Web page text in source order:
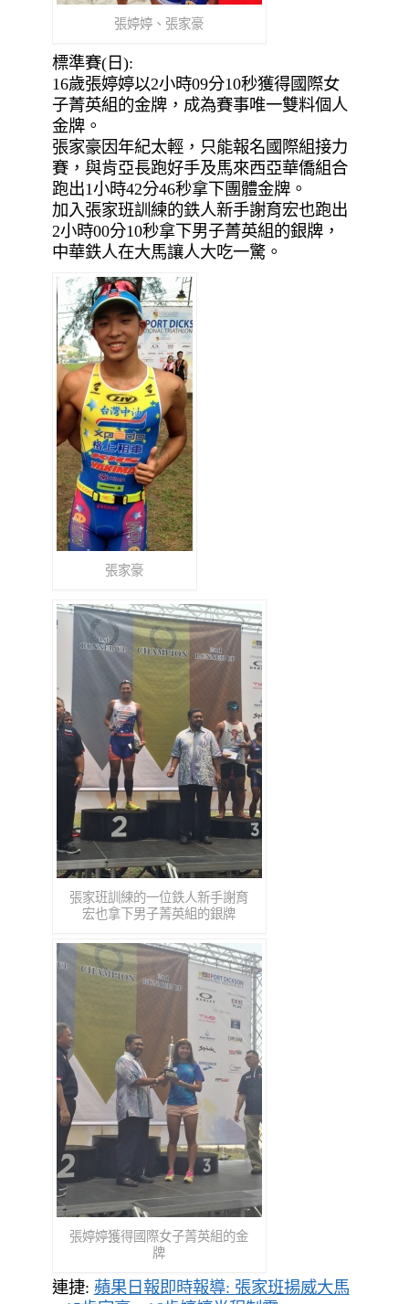
張婷婷、張家豪
標準賽(日):
16歲張婷婷以2小時09分10秒獲得國際女
子菁英組的金牌，成為賽事唯一雙料個人
金牌。
張家豪因年紀太輕，只能報名國際組接力
賽，與肯亞長跑好手及馬來西亞華僑組合
跑出1小時42分46秒拿下團體金牌。
加入張家班訓練的鉄人新手謝育宏也跑出
2小時00分10秒拿下男子菁英組的銀牌，
中華鉄人在大馬讓人大吃一驚。
張家豪
張家班訓練的一位鉄人新手謝育
宏也拿下男子菁英組的銀牌
張婷婷獲得國際女子菁英組的金
牌
連捷: 蘋果日報即時報導: 張家班揚威大馬